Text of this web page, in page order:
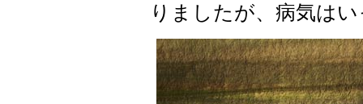
りましたが、病気は